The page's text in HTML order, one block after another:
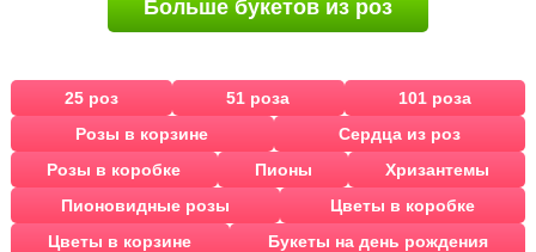
Больше букетов из роз
25 роз 51 роза
101 роза
Розы в корзине
Сердца из роз
Розы в коробке
Пионы
Хризантемы
Пионовидные розы
Цветы в коробке
Цветы в корзине
Букеты на день рождения